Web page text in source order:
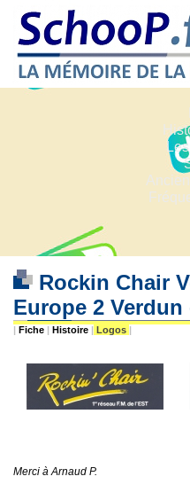
Rockin Chair
Europe 2
| Fiche | Histoire | Logos |
Merci à Arnaud P.